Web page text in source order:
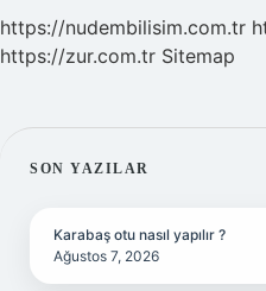
https://nudembilisim.com.tr
https://zur.com.tr Sitemap
SIDEBAR
SON YAZILAR
Karabaş otu nasıl yapılır ?
Ağustos 7, 2026